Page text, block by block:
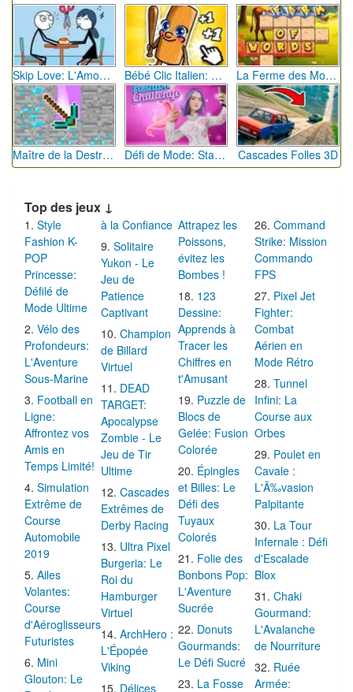
Skip Love: L'Amour en Péril Bébé Clic Italien: La Folie des Petits Bambins La Ferme des Mots - Cultivez votre Vocabulaire
Maître de la Destruction: Fusion de Pioches Défi de Mode: Star du Podium Cascades Folles 3D
Top des jeux ↓
Style
Fashion K-
POP
Princesse:
Défilé de
Mode Ultime
Vélo des
Profondeurs:
L'Aventure
Sous-Marine
Football en
Ligne:
Affrontez vos
Amis en
Temps Limité!
Simulation
Extrême de
Course
Automobile
2019
Ailes
Volantes:
Course
d'Aéroglisseurs
Futuristes
Mini
Glouton: Le
à la Confiance
Solitaire
Yukon - Le
Jeu de
Patience
Captivant
Champion
de Billard
Virtuel
DEAD
TARGET:
Apocalypse
Zombie - Le
Jeu de Tir
Ultime
Cascades
Extrêmes de
Derby Racing
Ultra Pixel
Burgeria: Le
Roi du
Hamburger
Virtuel
ArchHero :
L'Épopée
Viking
Délices
Attrapez les
Poissons,
évitez les
Bombes !
123
Dessine:
Apprends à
Tracer les
Chiffres en
t'Amusant
Puzzle de
Blocs de
Gelée: Fusion
Colorée
Épingles
et Billes: Le
Défi des
Tuyaux
Colorés
Folie des
Bonbons Pop:
L'Aventure
Sucrée
Donuts
Gourmands:
Le Défi Sucré
La Fosse
Command
Strike: Mission
Commando
FPS
Pixel Jet
Fighter:
Combat
Aérien en
Mode Rétro
Tunnel
Infini: La
Course aux
Orbes
Poulet en
Cavale :
L'Ã‰vasion
Palpitante
La Tour
Infernale : Défi
d'Escalade
Blox
Chaki
Gourmand:
L'Avalanche
de Nourriture
Ruée
Armée: